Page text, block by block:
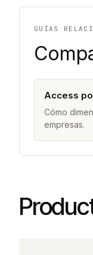
GUÍAS
Access
Cómo
empresas.